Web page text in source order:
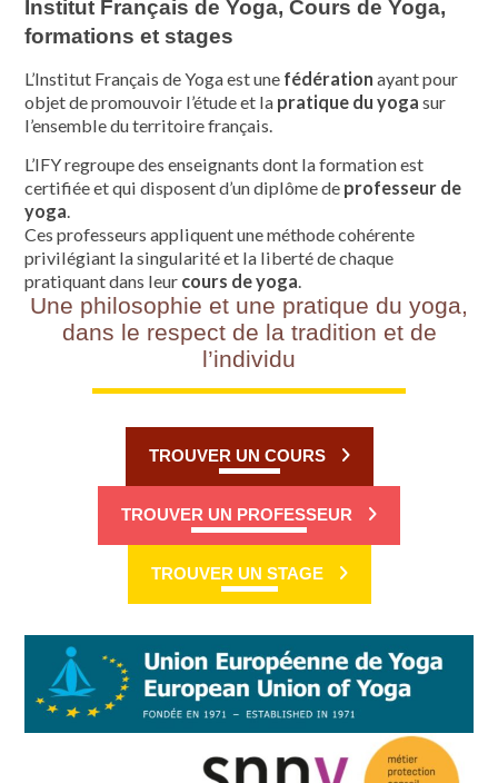
Institut Français de Yoga, Cours de Yoga,
formations et stages
L’Institut Français de Yoga est une fédération ayant pour
objet de promouvoir l’étude et la pratique du yoga sur
l’ensemble du territoire français.
L’IFY regroupe des enseignants dont la formation est
certifiée et qui disposent d’un diplôme de professeur de
yoga
Ces professeurs appliquent une méthode cohérente
privilégiant la singularité et la liberté de chaque
pratiquant dans leur cours de yoga
Une philosophie et une pratique du yoga,
dans le respect de la tradition et de
l’individu
TROUVER UN COURS
TROUVER UN PROFESSEUR
TROUVER UN STAGE